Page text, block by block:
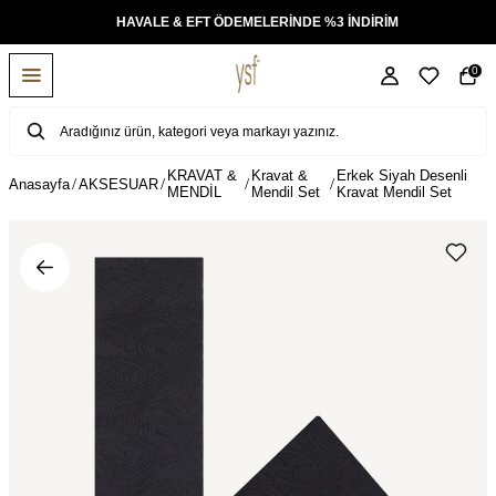
HAVALE & EFT ÖDEMELERİNDE %3 İNDİRİM
0
Anasayfa AKSESUAR
KRAVAT &
MENDİL
Kravat &
Mendil Set
Erkek Siyah Desenli
Kravat Mendil Set